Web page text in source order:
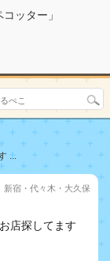
ッター」
...
新宿・代々木・大久保
店探してます